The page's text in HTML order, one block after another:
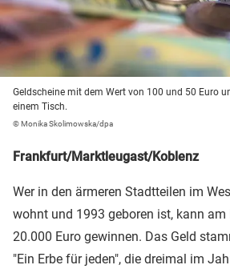
Geldscheine mit dem Wert von 100 und 50 Euro
einem Tisch.
© Monika Skolimowska/dpa
Frankfurt/Marktleugast/Koblenz
Wer in den ärmeren Stadtteilen im
wohnt und 1993 geboren ist, kann
20.000 Euro gewinnen. Das Geld
"Ein Erbe für jeden", die dreimal im